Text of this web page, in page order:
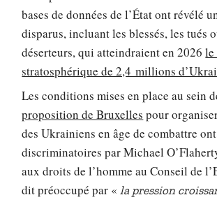
bases de données de l’État ont révélé
disparus, incluant les blessés, les tués
déserteurs, qui atteindraient en 2026le
stratosphérique de 2,4 millions
Les conditions mises en place au sein
proposition de Bruxelles pour
des Ukrainiens en âge de combattre
discriminatoires par Michael
aux droits de l’homme au Conseil de
dit préoccupé par « la pression